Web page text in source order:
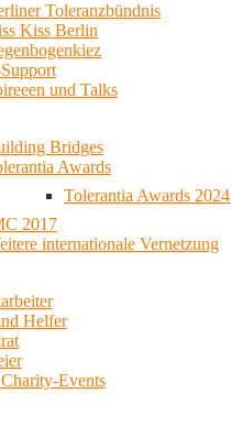
Toleranzbündnis
Kiss Berlin
und Talks
Bridges
Awards
Tolerantia Awards 2024
2017
internationale Vernetzung
Helfer
Events